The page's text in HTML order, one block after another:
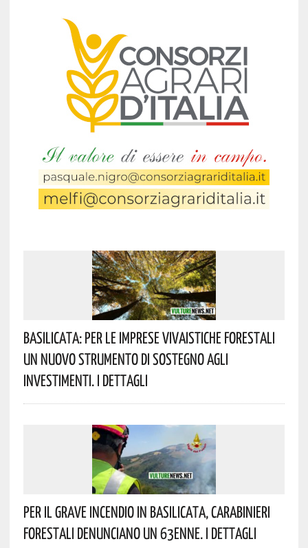
Basilicata: Per Le Imprese Vivaistiche Forestali
Un Nuovo Strumento Di Sostegno Agli
Investimenti. I Dettagli
Per Il Grave Incendio In Basilicata, Carabinieri
Forestali Denunciano Un 63enne. I Dettagli